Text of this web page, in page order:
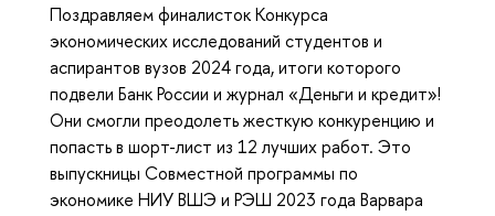
Поздравляем финалисток Конкурса
экономических исследований студентов и
аспирантов вузов 2024 года, итоги которого
подвели Банк России и журнал «Деньги и кредит»!
Они смогли преодолеть жесткую конкуренцию и
попасть в шорт-лист из 12 лучших работ. Это
выпускницы Совместной программы по
экономике НИУ ВШЭ и РЭШ 2023 года Варвара